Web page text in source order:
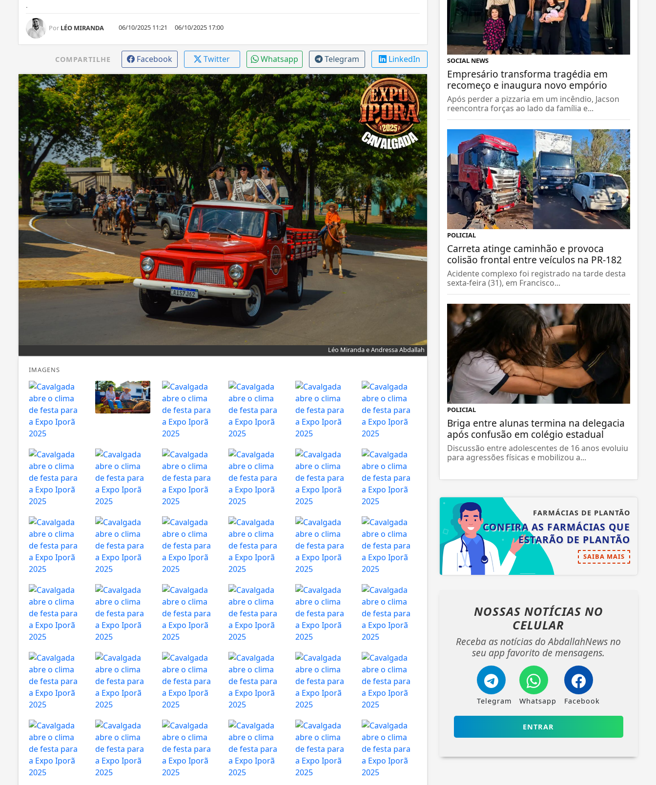
.
Por LÉO MIRANDA 06/10/2025 11:21 06/10/2025 17:00
COMPARTILHE Facebook Twitter Whatsapp Telegram LinkedIn
Léo Miranda e Andressa Abdallah
IMAGENS
SOCIAL NEWS
Empresário transforma tragédia em
recomeço e inaugura novo empório
Após perder a pizzaria em um incêndio, Jacson
reencontra forças ao lado da família e...
POLICIAL
Carreta atinge caminhão e provoca
colisão frontal entre veículos na PR-182
Acidente complexo foi registrado na tarde desta
sexta-feira (31), em Francisco...
POLICIAL
Briga entre alunas termina na delegacia
após confusão em colégio estadual
Discussão entre adolescentes de 16 anos evoluiu
para agressões físicas e mobilizou a...
FARMÁCIAS DE PLANTÃO
CONFIRA AS FARMÁCIAS QUE
ESTARÃO DE PLANTÃO
SAIBA MAIS
NOSSAS NOTÍCIAS NO
CELULAR
Receba as notícias do AbdallahNews no
seu app favorito de mensagens.
Telegram Whatsapp Facebook
ENTRAR